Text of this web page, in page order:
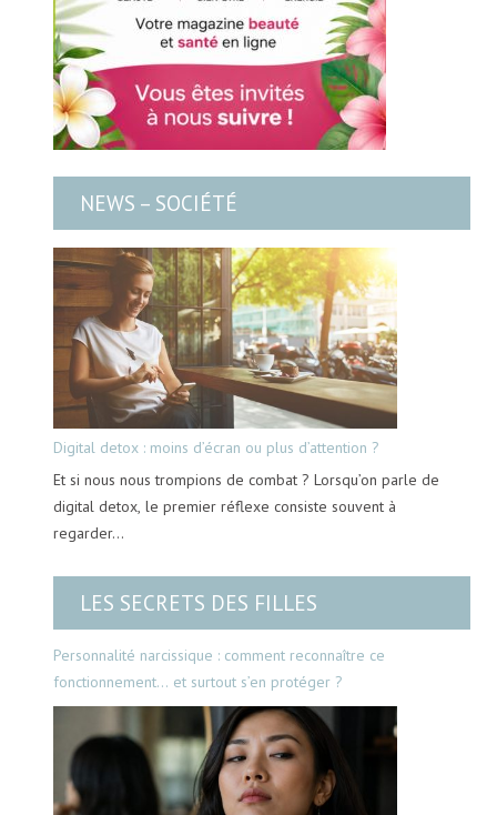
NEWS – SOCIÉTÉ
Digital detox : moins d’écran ou plus d’attention ?
Et si nous nous trompions de combat ? Lorsqu’on parle de
digital detox, le premier réflexe consiste souvent à
regarder…
LES SECRETS DES FILLES
Personnalité narcissique : comment reconnaître ce
fonctionnement… et surtout s’en protéger ?